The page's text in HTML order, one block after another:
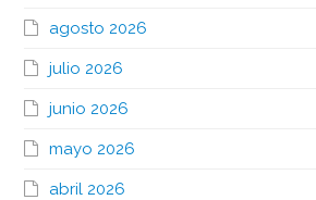
agosto 2026
julio 2026
junio 2026
mayo 2026
abril 2026